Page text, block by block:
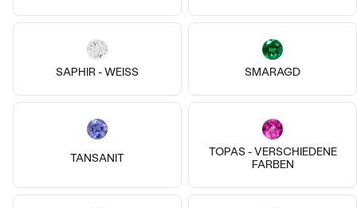
SAPHIR - WEISS SMARAGD
TANSANIT
TOPAS - VERSCHIEDENE
FARBEN
von € 619
14k 14k 14k
14 Karat Roségold, Saphir